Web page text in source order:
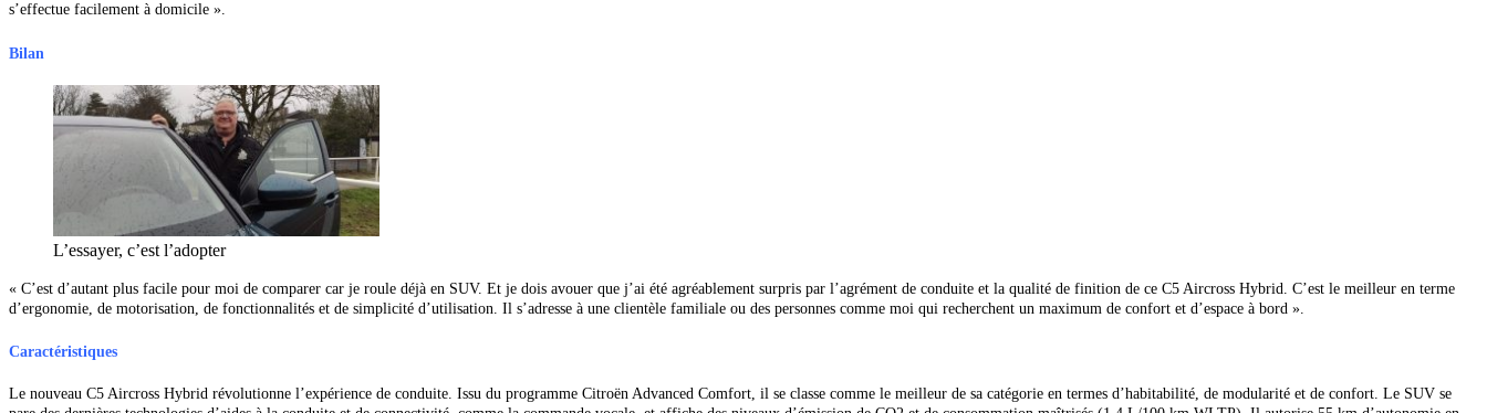
s’effectue facilement à domicile ».
Bilan
L’essayer, c’est l’adopter
« C’est d’autant plus facile pour moi de comparer car je roule déjà en SUV. Et je dois avouer que j’ai été agréablement surpris par l’agrément de conduite et la qualité de finition de ce C5 Aircross Hybrid. C’est le meilleur en terme
d’ergonomie, de motorisation, de fonctionnalités et de simplicité d’utilisation. Il s’adresse à une clientèle familiale ou des personnes comme moi qui recherchent un maximum de confort et d’espace à bord ».
Caractéristiques
Le nouveau C5 Aircross Hybrid révolutionne l’expérience de conduite. Issu du programme Citroën Advanced Comfort, il se classe comme le meilleur de sa catégorie en termes d’habitabilité, de modularité et de confort. Le SUV se